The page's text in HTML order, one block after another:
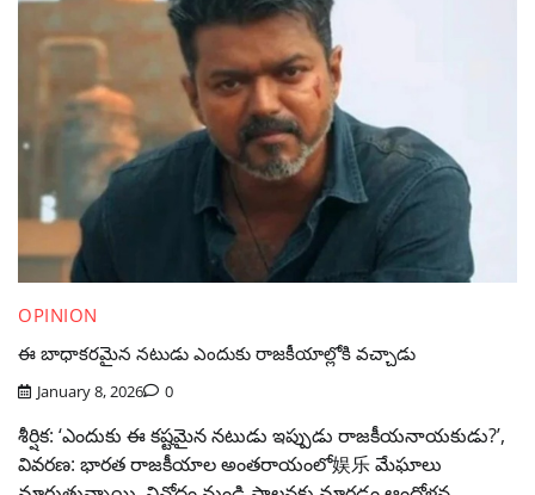
OPINION
ఈ బాధాకరమైన నటుడు ఎందుకు రాజకీయాల్లోకి వచ్చాడు
January 8, 2026 0
శీర్షిక: ‘ఎందుకు ఈ కష్టమైన నటుడు ఇప్పుడు రాజకీయనాయకుడు?’,
వివరణ: భారత రాజకీయాల అంతరాయంలో娱乐 మేఘాలు